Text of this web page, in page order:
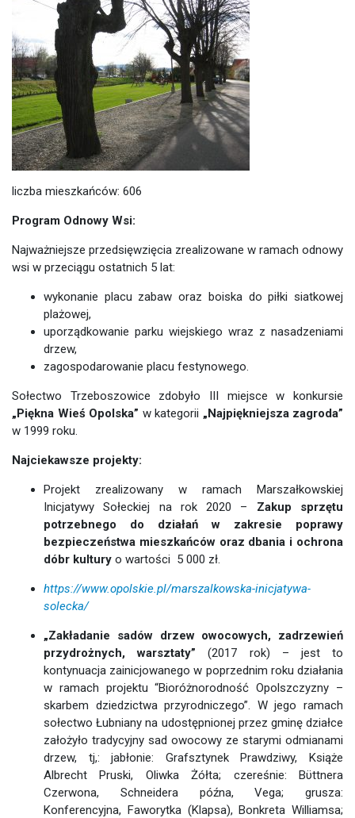
liczba mieszkańców: 606
Program Odnowy Wsi:
Najważniejsze przedsięwzięcia zrealizowane w ramach odnowy
wsi w przeciągu ostatnich 5 lat:
wykonanie placu zabaw oraz boiska do piłki siatkowej
plażowej,
uporządkowanie parku wiejskiego wraz z nasadzeniami
drzew,
zagospodarowanie placu festynowego.
Sołectwo Trzeboszowice zdobyło III miejsce w konkursie
„Piękna Wieś Opolska” w kategorii „Najpiękniejsza zagroda”
w 1999 roku.
Najciekawsze projekty:
Projekt zrealizowany w ramach Marszałkowskiej
Inicjatywy Sołeckiej na rok 2020 – Zakup sprzętu
potrzebnego do działań w zakresie poprawy
bezpieczeństwa mieszkańców oraz dbania i ochrona
dóbr kultury o wartości 5 000 zł.
https://www.opolskie.pl/marszalkowska-inicjatywa-
solecka/
„Zakładanie sadów drzew owocowych, zadrzewień
przydrożnych, warsztaty” (2017 rok) – jest to
kontynuacja zainicjowanego w poprzednim roku działania
w ramach projektu “Bioróżnorodność Opolszczyzny –
skarbem dziedzictwa przyrodniczego”. W jego ramach
sołectwo Łubniany na udostępnionej przez gminę działce
założyło tradycyjny sad owocowy ze starymi odmianami
drzew, tj,: jabłonie: Grafsztynek Prawdziwy, Książe
Albrecht Pruski, Oliwka Żółta; czereśnie: Bϋttnera
Czerwona, Schneidera późna, Vega; grusza:
Konferencyjna, Faworytka (Klapsa), Bonkreta Williamsa;